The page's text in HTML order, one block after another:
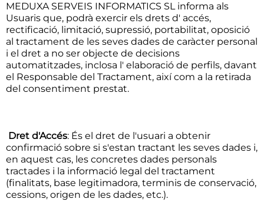
MEDUXA SERVEIS INFORMATICS SL informa als
Usuaris que, podrà exercir els drets d' accés,
rectificació, limitació, supressió, portabilitat, oposició
al tractament de les seves dades de caràcter personal
i el dret a no ser objecte de decisions
automatitzades, inclosa l' elaboració de perfils, davant
el Responsable del Tractament, així com a la retirada
del consentiment prestat.
Dret d'Accés: És el dret de l'usuari a obtenir
confirmació sobre si s'estan tractant les seves dades i,
en aquest cas, les concretes dades personals
tractades i la informació legal del tractament
(finalitats, base legitimadora, terminis de conservació,
cessions, origen de les dades, etc.).